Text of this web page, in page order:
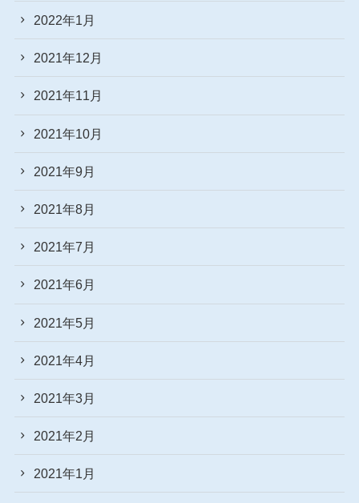
2022年1月
2021年12月
2021年11月
2021年10月
2021年9月
2021年8月
2021年7月
2021年6月
2021年5月
2021年4月
2021年3月
2021年2月
2021年1月